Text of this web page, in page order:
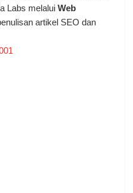
Labs melalui Web
artikel SEO dan